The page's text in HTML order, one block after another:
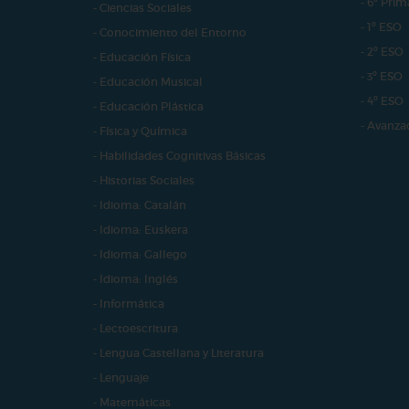
- Ciencias Sociales
- Conocimiento del Entorno
- Educación Física
- Educación Musical
- Educación Plástica
- Física y Química
- Habilidades Cognitivas Básicas
- Historias Sociales
- Idioma: Catalán
- Idioma: Euskera
- Idioma: Gallego
- Idioma: Inglés
- Informática
- Lectoescritura
- Lengua Castellana y Literatura
- Lenguaje
- Matemáticas
- 1º ESO
- 2º ESO
- 3º ESO
- 4º ESO
-